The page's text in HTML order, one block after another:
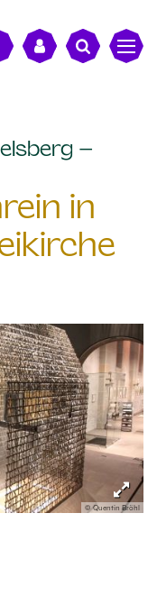
–
in
© Quentin Bröhl